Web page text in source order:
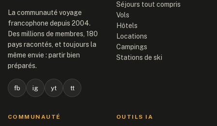
La communauté voyage
francophone depuis 2004.
Des millions de membres, 180
pays racontés, et toujours la
même envie : partir bien
préparés.
fb ig yt tt
Séjours tout compris
Vols
Hôtels
Locations
Campings
Stations de ski
COMMUNAUTÉ OUTILS IA